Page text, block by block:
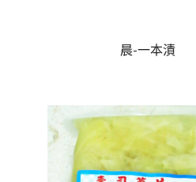
晨-一本漬